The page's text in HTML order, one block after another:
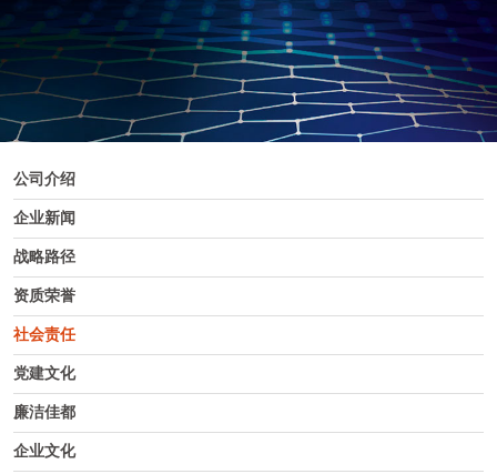
公司介绍
企业新闻
战略路径
资质荣誉
社会责任
党建文化
廉洁佳都
企业文化